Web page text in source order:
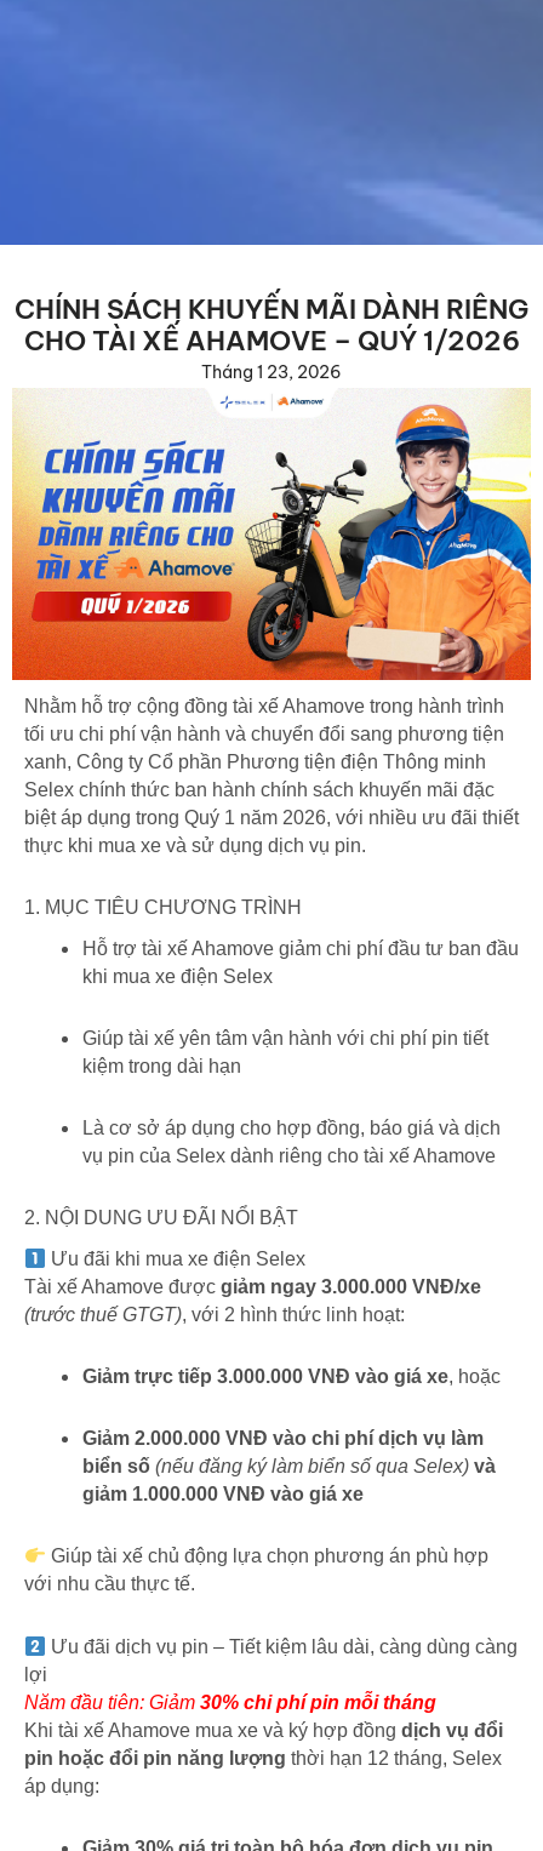
CHÍNH SÁCH KHUYẾN MÃI DÀNH RIÊNG
CHO TÀI XẾ AHAMOVE – QUÝ 1/2026
Tháng 1 23, 2026
Nhằm hỗ trợ cộng đồng tài xế Ahamove trong hành trình
tối ưu chi phí vận hành và chuyển đổi sang phương tiện
xanh, Công ty Cổ phần Phương tiện điện Thông minh
Selex chính thức ban hành chính sách khuyến mãi đặc
biệt áp dụng trong Quý 1 năm 2026, với nhiều ưu đãi thiết
thực khi mua xe và sử dụng dịch vụ pin.
1. MỤC TIÊU CHƯƠNG TRÌNH
Hỗ trợ tài xế Ahamove giảm chi phí đầu tư ban đầu
khi mua xe điện Selex
Giúp tài xế yên tâm vận hành với chi phí pin tiết
kiệm trong dài hạn
Là cơ sở áp dụng cho hợp đồng, báo giá và dịch
vụ pin của Selex dành riêng cho tài xế Ahamove
2. NỘI DUNG ƯU ĐÃI NỔI BẬT
Ưu đãi khi mua xe điện Selex
Tài xế Ahamove được giảm ngay 3.000.000 VNĐ/xe
(trước thuế GTGT), với 2 hình thức linh hoạt:
Giảm trực tiếp 3.000.000 VNĐ vào giá xe, hoặc
Giảm 2.000.000 VNĐ vào chi phí dịch vụ làm
biển số (nếu đăng ký làm biển số qua Selex) và
giảm 1.000.000 VNĐ vào giá xe
Giúp tài xế chủ động lựa chọn phương án phù hợp
với nhu cầu thực tế.
Ưu đãi dịch vụ pin – Tiết kiệm lâu dài, càng dùng càng
lợi
Năm đầu tiên: Giảm 30% chi phí pin mỗi tháng
Khi tài xế Ahamove mua xe và ký hợp đồng dịch vụ đổi
pin hoặc đổi pin năng lượng thời hạn 12 tháng, Selex
áp dụng: